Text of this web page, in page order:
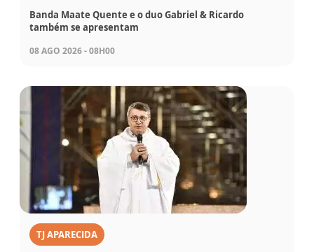
Banda Maate Quente e o duo Gabriel & Ricardo
também se apresentam
08 AGO 2026 - 08H00
TJ APARECIDA